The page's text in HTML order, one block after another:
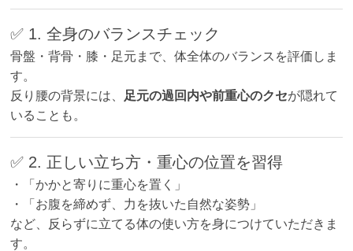
✅ 1. 全身のバランスチェック
骨盤・背骨・膝・足元まで、体全体のバランスを評価しま
す。
反り腰の背景には、 足元の過回内や前重心のクセが隠れて
いることも。
✅ 2. 正しい立ち方・重心の位置を習得
・「かかと寄りに重心を置く」
・「お腹を締めず、力を抜いた自然な姿勢」
など、反らずに立てる体の使い方を身につけていただきま
す。